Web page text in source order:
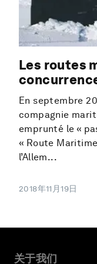
Les routes
En septembre
compagnie
emprunté le «
« Route
l’Allem...
2018年11月19日
关于我们